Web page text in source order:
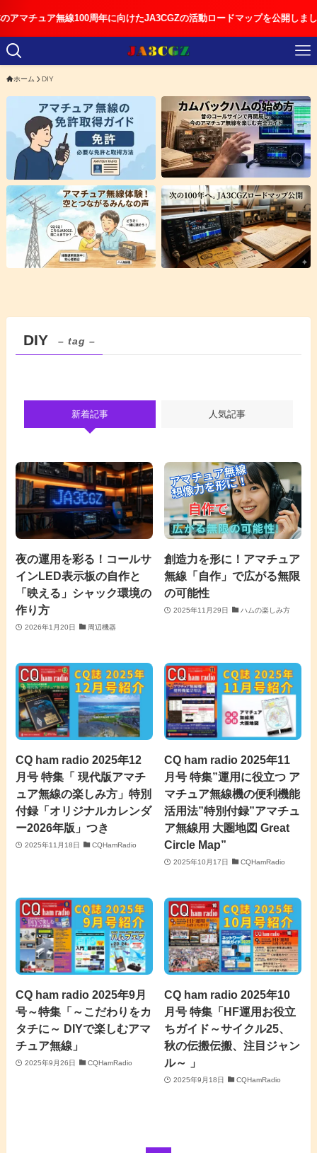
ュア無線100周年に向けたJA3CGZの活動ロードマップを公開しました
ホーム DIY
DIY – tag –
新着記事 人気記事
夜の運用を彩る！コールサ
インLED表示板の自作と
「映える」シャック環境の
作り方
2026年1月20日 周辺機器
創造力を形に！アマチュア
無線「自作」で広がる無限
の可能性
2025年11月29日 ハムの楽しみ方
CQ ham radio 2025年12
月号 特集「 現代版アマチ
ュア無線の楽しみ方」特別
付録「オリジナルカレンダ
ー2026年版」つき
2025年11月18日 CQHamRadio
CQ ham radio 2025年11
月号 特集”運用に役立つ ア
マチュア無線機の便利機能
活用法”特別付録”アマチュ
ア無線用 大圏地図 Great
Circle Map”
2025年10月17日 CQHamRadio
CQ ham radio 2025年9月
号～特集「～こだわりをカ
タチに～ DIYで楽しむアマ
チュア無線」
2025年9月26日 CQHamRadio
CQ ham radio 2025年10
月号 特集「HF運用お役立
ちガイド～サイクル25、
秋の伝搬伝搬、注目ジャン
ル～ 」
2025年9月18日 CQHamRadio